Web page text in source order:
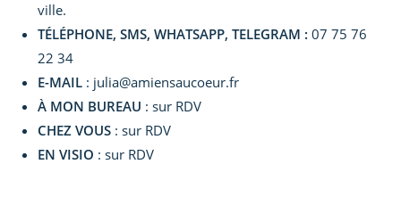
ville.
TÉLÉPHONE, SMS, WHATSAPP, TELEGRAM : 07 75 76
22 34
E-MAIL : julia@amiensaucoeur.fr
À MON BUREAU : sur RDV
CHEZ VOUS : sur RDV
EN VISIO : sur RDV